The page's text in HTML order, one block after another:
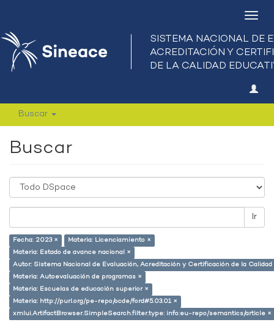
Buscar
Buscar
Ir
Fecha: 2023 ×
Materia: Licenciamiento ×
Materia: Estado de avance nacional ×
Autor: Sistema Nacional de Evaluación, Acreditación y Certificación de la
Materia: Autoevaluación de programas ×
Materia: Escuelas de educación superior ×
Materia: http://purl.org/pe-repo/ocde/ford#5.03.01 ×
xmlui.ArtifactBrowser.SimpleSearch.filter.type: info:eu-repo/semantics/article ×